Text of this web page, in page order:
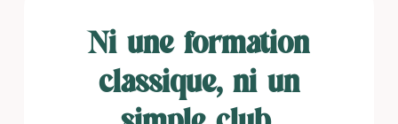
Ni une formation
classique, ni un